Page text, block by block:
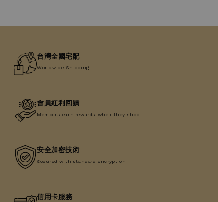
台灣全國宅配
Worldwide Shipping
會員紅利回饋
Members earn rewards when they shop
安全加密技術
Secured with standard encryption
信用卡服務